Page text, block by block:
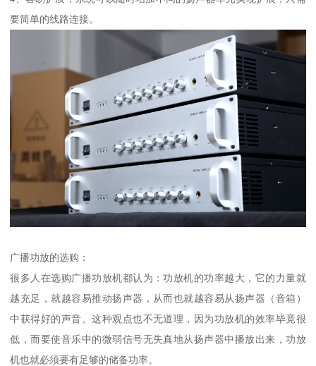
要简单的线路连接。
广播功放的选购：
很多人在选购广播功放机都认为：功放机的功率越大，它的力量就
越充足，就越容易推动扬声器，从而也就越容易从扬声器（音箱）
中获得好的声音。这种观点也不无道理，因为功放机的效率毕竟很
低，而要使音乐中的微弱信号无失真地从扬声器中播放出来，功放
机也就必须要有足够的储备功率。